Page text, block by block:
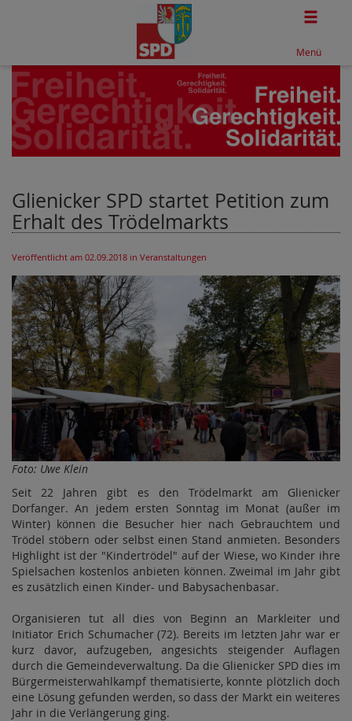
Menü
Glienicker SPD startet Petition zum
Erhalt des Trödelmarkts
Veröffentlicht am 02.09.2018 in Veranstaltungen
Foto: Uwe Klein
Seit 22 Jahren gibt es den Trödelmarkt am Glienicker
Dorfanger. An jedem ersten Sonntag im Monat (außer im
Winter) können die Besucher hier nach Gebrauchtem und
Trödel stöbern oder selbst einen Stand anmieten. Besonders
Highlight ist der "Kindertrödel" auf der Wiese, wo Kinder ihre
Spielsachen kostenlos anbieten können. Zweimal im Jahr gibt
es zusätzlich einen Kinder- und Babysachenbasar.
Organisieren tut all dies von Beginn an Markleiter und
Initiator Erich Schumacher (72). Bereits im letzten Jahr war er
kurz davor, aufzugeben, angesichts steigender Auflagen
durch die Gemeindeverwaltung. Da die Glienicker SPD dies im
Bürgermeisterwahlkampf thematisierte, konnte plötzlich doch
eine Lösung gefunden werden, so dass der Markt ein weiteres
Jahr in die Verlängerung ging.